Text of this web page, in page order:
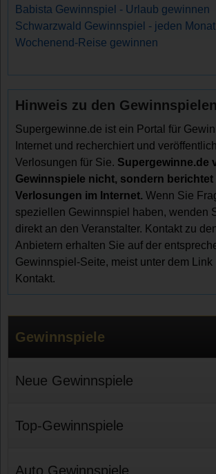
Babista Gewinnspiel - Urlaub gewinnen
Schwarzwald Gewinnspiel - jeden
Wochenend-Reise gewinnen
Hinweis zu den Gewinnspielen
Supergewinne.de ist ein Portal für
Internet und recherchiert und
Verlosungen für Sie. Supergewinne.de
Gewinnspiele nicht, sondern berichtet
Verlosungen im Internet. Wenn Sie
speziellen Gewinnspiel haben, wenden
direkt an den Veranstalter. Kontakt zu
Anbietern erhalten Sie auf der
Gewinnspiel-Seite, meist unter dem Link
Kontakt.
Gewinnspiele
Neue Gewinnspiele
Top-Gewinnspiele
Auto Gewinnspiele